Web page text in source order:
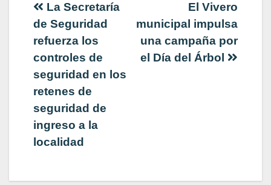
Navegación
de
entradas
El Vivero
municipal impulsa
una campaña por
el Día del Árbol
La Secretaría
de Seguridad
refuerza los
controles de
seguridad en los
retenes de
seguridad de
ingreso a la
localidad